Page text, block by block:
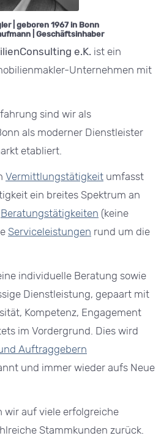
| geboren 1967 in Bonn
| Geschäftsinhaber
e.K. ist ein
Unternehmen mit
sind wir als
als moderner Dienstleister
etabliert.
Vermittlungstätigkeit umfasst
ein breites Spektrum an
Beratungstätigkeiten (keine
Serviceleistungen rund um die
individuelle Beratung sowie
Dienstleistung, gepaart mit
Kompetenz, Engagement
im Vordergrund. Dies wird
Auftraggebern
und immer wieder aufs Neue
wir auf viele erfolgreiche
Stammkunden zurück.